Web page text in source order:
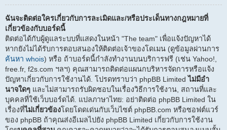
ฉันจะติดต่อใครเกี่ยวกับการละเมิดและ/หรือประเด็นทางกฎหมายที่
เกี่ยวข้องกับบอร์ดนี้
ติดต่อได้กับผู้ดูแลระบบที่แสดงในหน้า "The team" เพื่อแจ้งปัญหาได้
หากยังไม่ได้รับการตอบสนองให้ติดต่อเจ้าของโดเมน (ดูข้อมูลผ่านการ
ค้นหา whois) หรือ ถ้าบอร์ดนี้กำลังทำงานบนบริการฟรี (เช่น Yahoo!,
free.fr, f2s.com ฯลฯ) คุณสามารถติดต่อแผนกบริหารจัดการหรือแจ้ง
ปัญหาเกี่ยวกับการใช้งานได้. โปรดทราบว่า phpBB Limitedไม่มีอำ
นาจใดๆ และไม่สามารถรับผิดชอบในเรื่องวิธีการใช้งาน, สถานที่และ
บุคคลที่ใช้เว็บบอร์ดได้. แปลภาษาไทย: อย่าติดต่อ phpBB Limited ใน
เรื่องที่ไม่เกี่ยวข้องโดยโดดเด่นกับเว็บไซต์ phpBB.com หรือซอฟต์แวร์
ของ phpBB ถ้าคุณส่งอีเมลไปยัง phpBB Limited เกี่ยวกับการใช้งาน